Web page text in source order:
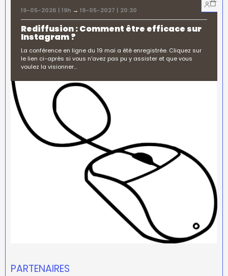
19-05-2026 | 19h → 19-05-2027 | 20:30
Rediffusion : Comment être efficace sur
Instagram ?
La conférence en ligne du 19 mai a été enregistrée. Cliquez sur
le lien ci-après si vous n'avez pas pu y assister et que vous
voulez la visionner…
PARTENAIRES